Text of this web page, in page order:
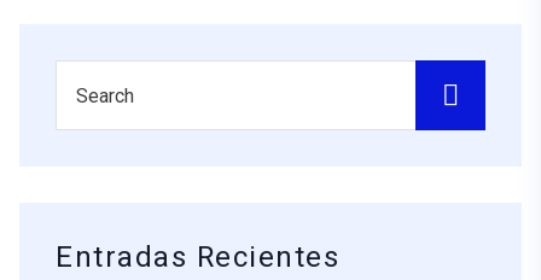
Entradas Recientes